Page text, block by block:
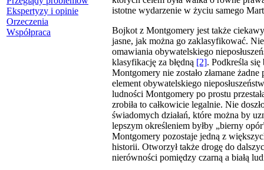
Ekspertyzy i opinie
Orzeczenia
Współpraca
istotne wydarzenie w życiu samego
Bojkot z Montgomery jest także
jasne, jak można go zaklasyfikować.
omawiania obywatelskiego
klasyfikację za błędną [2]. Podkreśla
Montgomery nie zostało złamane
element obywatelskiego
ludności Montgomery po prostu
zrobiła to całkowicie legalnie. Nie
świadomych działań, które można by
lepszym określeniem byłby „bierny
Montgomery pozostaje jedną z
historii. Otworzył także drogę do
nierówności pomiędzy czarną a białą